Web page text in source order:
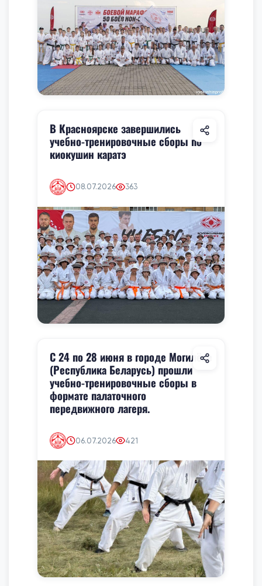
В Красноярске завершились
учебно-тренировочные сборы по
киокушин каратэ
08.07.2026 363
С 24 по 28 июня в городе Могилёве
(Республика Беларусь) прошли
учебно-тренировочные сборы в
формате палаточного
передвижного лагеря.
06.07.2026 421